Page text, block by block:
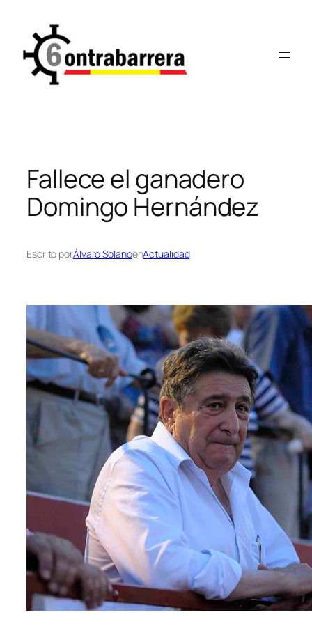
contenido
Fallece el ganadero
Domingo Hernández
Escrito porÁlvaro SolanoenActualidad